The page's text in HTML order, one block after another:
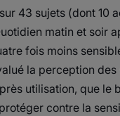
43 sujets (dont 10
matin et soir
fois moins
la perception
utilisation, que le
contre la